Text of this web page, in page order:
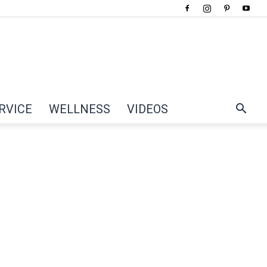
WELLNESS VIDEOS